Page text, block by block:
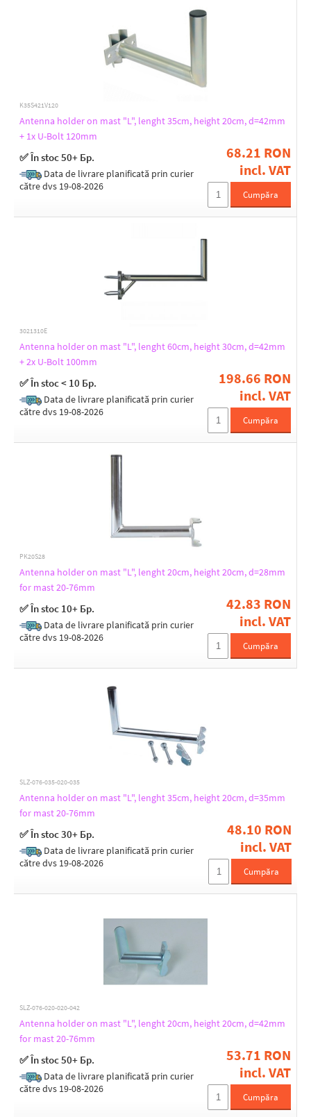
7
Weight [kg]
0,5
0,9
1,15
1,4
2,5
2,6
2,9
3,3
3,4
3,5
Height [cm]
15
20
25
30
40
K35S421V120
Antenna holder on mast "L", lenght 35cm, height 20cm, d=42mm
+ 1x U-Bolt 120mm
✅ În stoc 50+ Бр.
Data de livrare planificată prin curier
către dvs 19-08-2026
68.21 RON
incl. VAT
Cumpăra
3021310E
Antenna holder on mast "L", lenght 60cm, height 30cm, d=42mm
+ 2x U-Bolt 100mm
✅ În stoc < 10 Бр.
Data de livrare planificată prin curier
către dvs 19-08-2026
198.66 RON
incl. VAT
Cumpăra
PK20S28
Antenna holder on mast "L", lenght 20cm, height 20cm, d=28mm
for mast 20-76mm
✅ În stoc 10+ Бр.
Data de livrare planificată prin curier
către dvs 19-08-2026
42.83 RON
incl. VAT
Cumpăra
SLZ-076-035-020-035
Antenna holder on mast "L", lenght 35cm, height 20cm, d=35mm
for mast 20-76mm
✅ În stoc 30+ Бр.
Data de livrare planificată prin curier
către dvs 19-08-2026
48.10 RON
incl. VAT
Cumpăra
SLZ-076-020-020-042
Antenna holder on mast "L", lenght 20cm, height 20cm, d=42mm
for mast 20-76mm
✅ În stoc 50+ Бр.
Data de livrare planificată prin curier
către dvs 19-08-2026
53.71 RON
incl. VAT
Cumpăra